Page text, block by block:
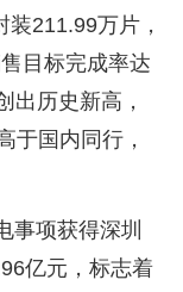
211.99万片，
目标完成率达
出历史新高，
于国内同行，
事项获得深圳
亿元，标志着